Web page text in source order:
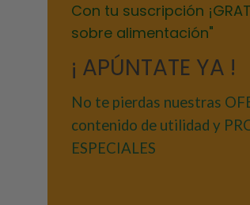
Con tu suscripción
sobre alimentación"
¡ APÚNTATE YA !
No te pierdas nuestras
contenido de utilidad y
ESPECIALES